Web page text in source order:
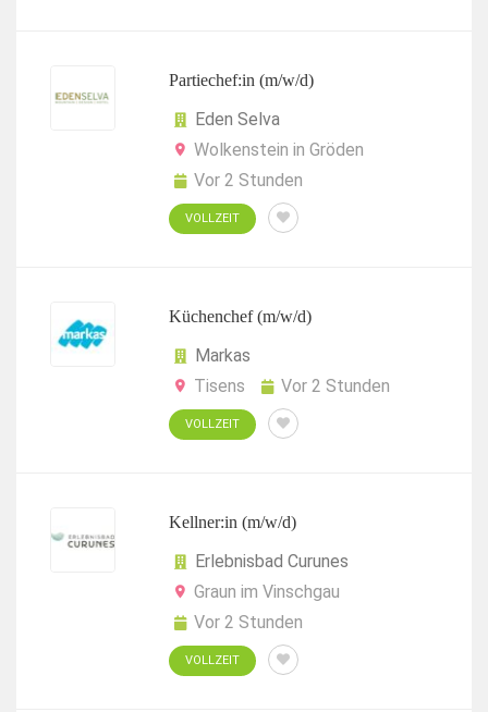
Partiechef:in (m/w/d)
Eden Selva
Wolkenstein in Gröden
Vor 2 Stunden
VOLLZEIT
Küchenchef (m/w/d)
Markas
Tisens
Vor 2 Stunden
VOLLZEIT
Kellner:in (m/w/d)
Erlebnisbad Curunes
Graun im Vinschgau
Vor 2 Stunden
VOLLZEIT